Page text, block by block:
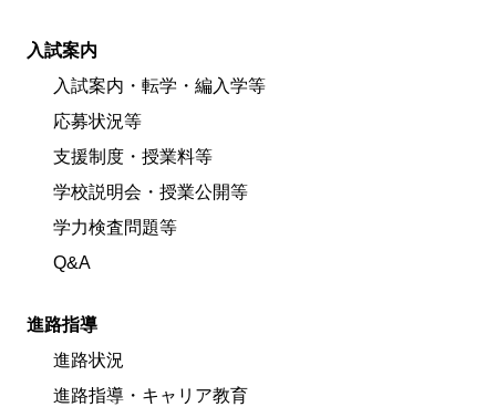
入試案内
入試案内・転学・編入学等
応募状況等
支援制度・授業料等
学校説明会・授業公開等
学力検査問題等
Q&A
進路指導
進路状況
進路指導・キャリア教育